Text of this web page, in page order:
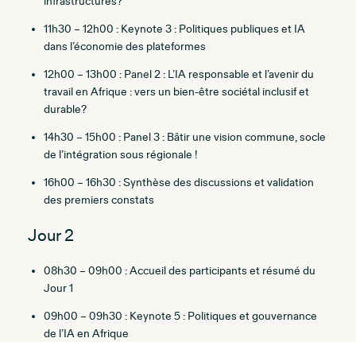
11h30 – 12h00 : Keynote 3 : Politiques publiques et IA
dans l’économie des plateformes
12h00 – 13h00 : Panel 2 : L’IA responsable et l’avenir du
travail en Afrique : vers un bien-être sociétal inclusif et
durable?
14h30 – 15h00 : Panel 3 : Bâtir une vision commune, socle
de l’intégration sous régionale !
16h00 – 16h30 : Synthèse des discussions et validation
des premiers constats
Jour 2
08h30 – 09h00 : Accueil des participants et résumé du
Jour 1
09h00 – 09h30 : Keynote 5 : Politiques et gouvernance
de l’IA en Afrique